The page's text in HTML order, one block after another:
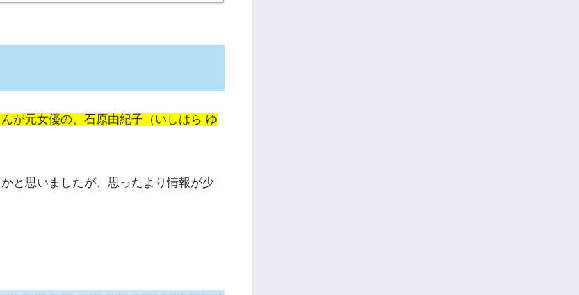
が元女優の、石原由紀子（いしはら ゆ
と思いましたが、思ったより情報が少